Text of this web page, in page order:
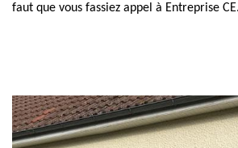
faut que vous fassiez appel à Entreprise CE.